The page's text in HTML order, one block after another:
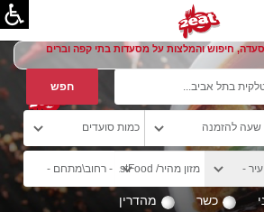
חיפוש והמלצות על מסעדות בתי קפה וברים
כשר מהדרין